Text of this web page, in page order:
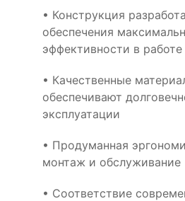
• Конструкция
обеспечения
эффективности в работе
• Качественные
обеспечивают
эксплуатации
• Продуманная
монтаж и обслуживание
• Соответствие